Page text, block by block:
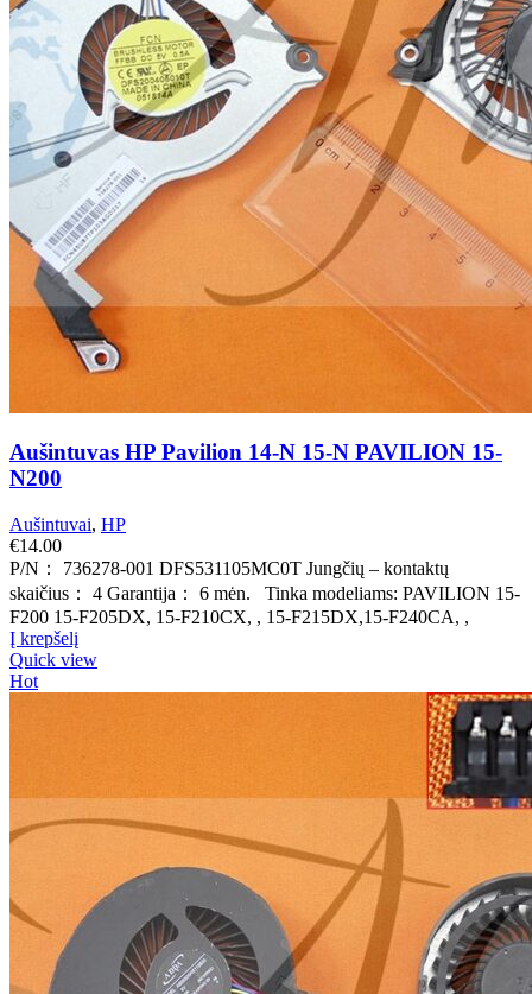
Aušintuvas HP Pavilion 14-N 15-N PAVILION 15-
N200
Aušintuvai, HP
€14.00
P/N： 736278-001 DFS531105MC0T Jungčių – kontaktų
skaičius： 4 Garantija： 6 mėn. Tinka modeliams: PAVILION 15-
F200 15-F205DX, 15-F210CX, , 15-F215DX,15-F240CA, ,
Į krepšelį
Quick view
Hot